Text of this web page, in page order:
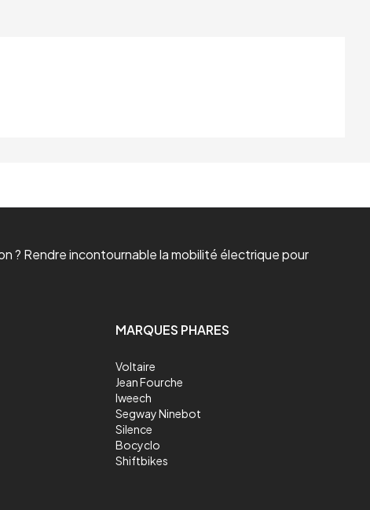
? Rendre incontournable la mobilité électrique pour
MARQUES PHARES
Voltaire
Jean Fourche
Iweech
Segway Ninebot
Silence
Bocyclo
Shiftbikes